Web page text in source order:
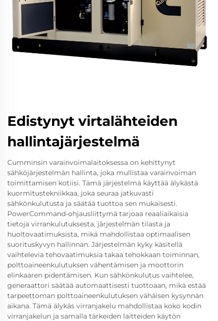
Edistynyt virtalähteiden
hallintajärjestelmä
Cumminsin varainvoimalaitoksessa on kehittynyt
sähköjärjestelmän hallinta, joka mullistaa varainvoiman
toimittamisen kotiisi. Tämä järjestelmä käyttää älykästä
kuormitustekniikkaa, joka seuraa jatkuvasti
sähkönkulutusta ja säätää tuottoa sen mukaisesti.
PowerCommand-ohjausliittymä tarjoaa reaaliaikaisia
tietoja virrankulutuksesta, järjestelmän tilasta ja
huoltovaatimuksista, mikä mahdollistaa optimaalisen
suorituskyvyn hallinnan. Järjestelmän kyky käsitellä
vaihtelevia tehovaatimuksia takaa tehokkaan toiminnan,
polttoaineenkulutuksen vähentämisen ja moottorin
elinkaaren pidentämisen. Kun sähkönkulutus vaihtelee,
generaattori säätää automaattisesti tuottoaan, mikä estää
tarpeettoman polttoaineenkulutuksen vähäisen kysynnän
aikana. Tämä älykäs virranjakelu mahdollistaa koko kodin
virranjakelun ja samalla tärkeiden laitteiden käytön